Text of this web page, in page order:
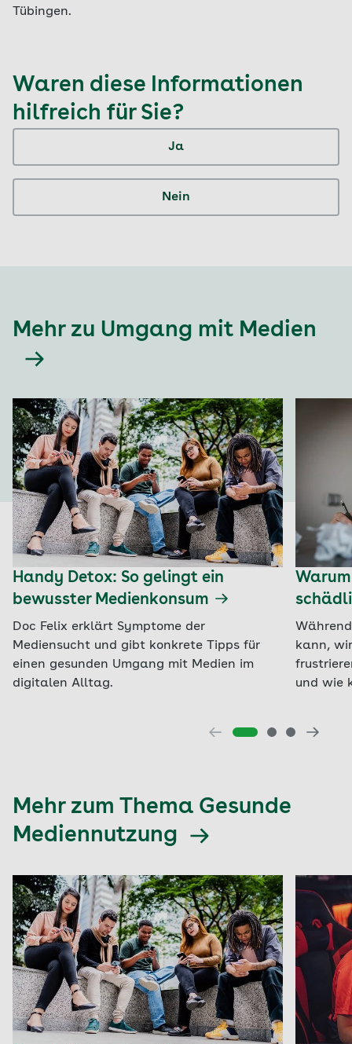
Tübingen.
Waren diese Informationen
hilfreich für Sie?
Ja
Nein
Mehr zu Umgang mit Medien
Handy Detox: So gelingt ein
bewusster Medienkonsum
Doc Felix erklärt Symptome der
Mediensucht und gibt konkrete Tipps für
einen gesunden Umgang mit Medien im
digitalen Alltag.
kann,
und wie
Mehr zum Thema Gesunde
Mediennutzung